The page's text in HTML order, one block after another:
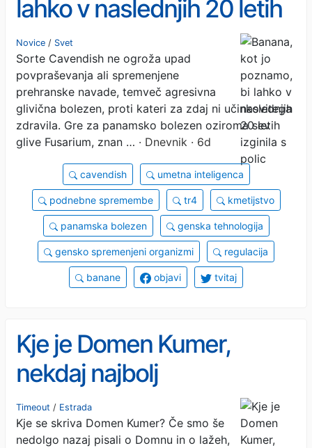
lahko v naslednjih 20 letih
izginila s polic
Novice / Svet
Sorte Cavendish ne ogroža upad
povpraševanja ali spremenjene
prehranske navade, temveč agresivna
glivična bolezen, proti kateri za zdaj ni učinkovitega
zdravila. Gre za panamsko bolezen oziroma sev
glive Fusarium, znan … · Dnevnik · 6d
cavendish umetna inteligenca
podnebne spremembe tr4 kmetijstvo
panamska bolezen genska tehnologija
gensko spremenjeni organizmi regulacija
banane objavi tvitaj
Kje je Domen Kumer,
nekdaj najbolj
prepoznaven pevec pri
nas
Timeout / Estrada
Kje se skriva Domen Kumer? Če smo še
nedolgo nazaj pisali o Domnu in o lažeh,